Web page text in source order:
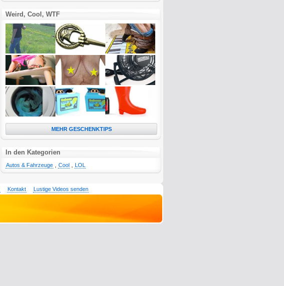
Weird, Cool, WTF
MEHR GESCHENKTIPS
In den Kategorien
Autos & Fahrzeuge Cool LOL
Kontakt Lustige Videos senden